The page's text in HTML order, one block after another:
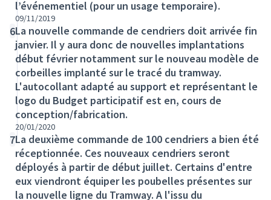
l’événementiel (pour un usage temporaire).
09/11/2019
6La nouvelle commande de cendriers doit arrivée fin
janvier. Il y aura donc de nouvelles implantations
début février notamment sur le nouveau modèle de
corbeilles implanté sur le tracé du tramway.
L'autocollant adapté au support et représentant le
logo du Budget participatif est en, cours de
conception/fabrication.
20/01/2020
7La deuxième commande de 100 cendriers a bien été
réceptionnée. Ces nouveaux cendriers seront
déployés à partir de début juillet. Certains d'entre
eux viendront équiper les poubelles présentes sur
la nouvelle ligne du Tramway. A l'issu du